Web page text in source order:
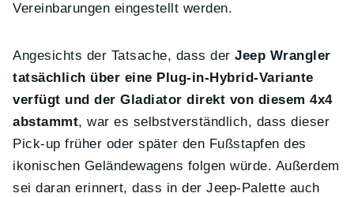
Vereinbarungen eingestellt werden.
Angesichts der Tatsache, dass derJeep Wrangler
tatsächlich über eine Plug-in-Hybrid-Variante
verfügt und der Gladiator direkt von diesem 4x4
abstammt, war es selbstverständlich, dass dieser
Pick-up früher oder später den Fußstapfen des
ikonischen Geländewagens folgen würde. Außerdem
sei daran erinnert, dass in der Jeep-Palette auch